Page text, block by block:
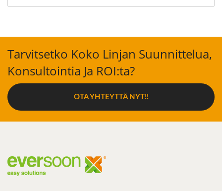
Tarvitsetko Koko Linjan Suunnittelua,
Konsultointia Ja ROI:ta?
OTA YHTEYTTÄ NYT!!